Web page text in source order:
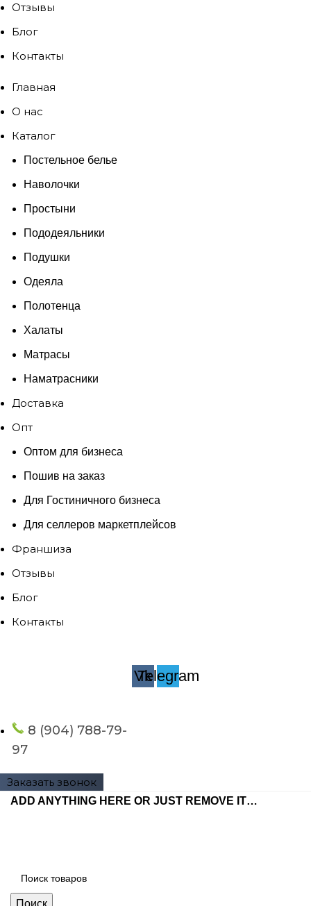
Отзывы
Блог
Контакты
Главная
О нас
Каталог
Постельное белье
Наволочки
Простыни
Пододеяльники
Подушки
Одеяла
Полотенца
Халаты
Матрасы
Наматрасники
Доставка
Опт
Оптом для бизнеса
Пошив на заказ
Для Гостиничного бизнеса
Для селлеров маркетплейсов
Франшиза
Отзывы
Блог
Контакты
Vk
Telegram
8 (904) 788-79-
97
Заказать звонок
ADD ANYTHING HERE OR JUST REMOVE IT…
Поиск